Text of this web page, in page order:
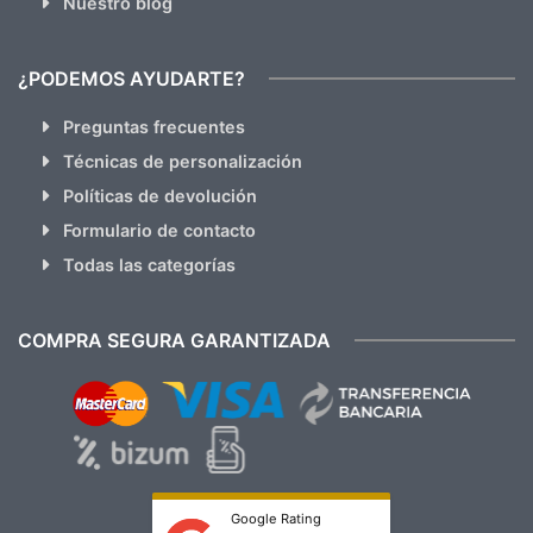
¿PODEMOS AYUDARTE?
Preguntas frecuentes
Técnicas de personalización
Políticas de devolución
Formulario de contacto
Todas las categorías
COMPRA SEGURA GARANTIZADA
Google Rating